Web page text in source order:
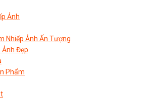
Ảnh
Nhiếp Ảnh Ấn Tượng
Ảnh Đẹp
Phẩm